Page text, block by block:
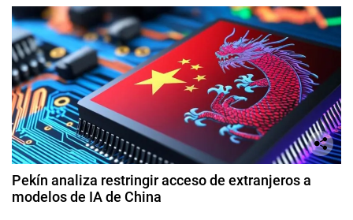
Pekín analiza restringir acceso de extranjeros a
modelos de IA de China